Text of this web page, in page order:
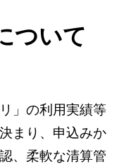
ついて
」の利用実績等
まり、申込みか
、柔軟な清算管